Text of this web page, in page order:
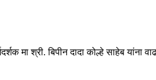
मा श्री. बिपीन दादा कोल्हे साहेब यांना